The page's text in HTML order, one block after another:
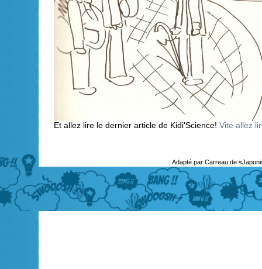
Et allez lire le dernier article de Kidi'Science! Vite allez
Adapté par Carreau de